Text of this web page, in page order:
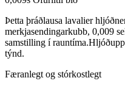
Þetta þráðlausa lavalier
merkjasendingarkubb, 0,009
samstilling í
týnd.
Færanlegt og stórkostlegt